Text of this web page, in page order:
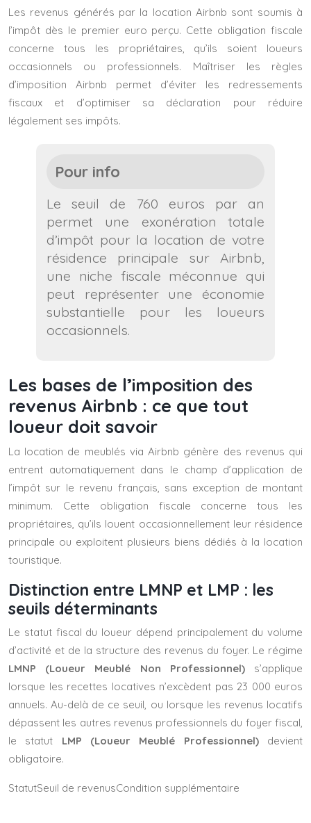
Les revenus générés par la location Airbnb sont soumis à
l’impôt dès le premier euro perçu. Cette obligation fiscale
concerne tous les propriétaires, qu’ils soient loueurs
occasionnels ou professionnels. Maîtriser les règles
d’imposition Airbnb permet d’éviter les redressements
fiscaux et d’optimiser sa déclaration pour réduire
légalement ses impôts.
Pour info
Le seuil de 760 euros par an
permet une exonération totale
d’impôt pour la location de votre
résidence principale sur Airbnb,
une niche fiscale méconnue qui
peut représenter une économie
substantielle pour les loueurs
occasionnels.
Les bases de l’imposition des
revenus Airbnb : ce que tout
loueur doit savoir
La location de meublés via Airbnb génère des revenus qui
entrent automatiquement dans le champ d’application de
l’impôt sur le revenu français, sans exception de montant
minimum. Cette obligation fiscale concerne tous les
propriétaires, qu’ils louent occasionnellement leur résidence
principale ou exploitent plusieurs biens dédiés à la location
touristique.
Distinction entre LMNP et LMP : les
seuils déterminants
Le statut fiscal du loueur dépend principalement du volume
d’activité et de la structure des revenus du foyer. Le régime
LMNP (Loueur Meublé Non Professionnel)s’applique
lorsque les recettes locatives n’excèdent pas 23 000 euros
annuels. Au-delà de ce seuil, ou lorsque les revenus locatifs
dépassent les autres revenus professionnels du foyer fiscal,
le statut LMP (Loueur Meublé Professionnel)devient
obligatoire.
StatutSeuil de revenusCondition supplémentaire